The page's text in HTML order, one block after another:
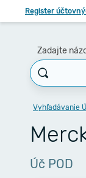
Register
Zadajte
Vyhľadávanie
Úč POD